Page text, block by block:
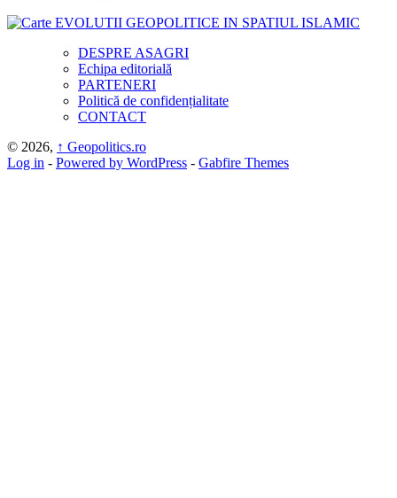
DESPRE ASAGRI
Echipa editorială
PARTENERI
Politică de confidențialitate
CONTACT
© 2026, ↑ Geopolitics.ro
Log in - Powered by WordPress - Gabfire Themes